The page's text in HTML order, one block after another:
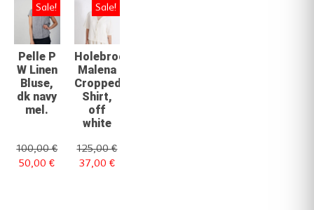
Sale!
Pelle P
W Linen
Bluse,
dk navy
mel.
100,00€
50,00€
Sale!
Holebrook
Malena
Cropped
Shirt,
off
white
125,00€
37,00 €